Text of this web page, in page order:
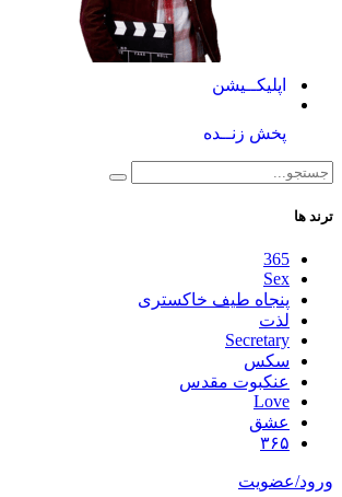
اپلیکــیشن
پخش زنــده
ترند ها
365
Sex
پنجاه طیف خاکستری
لذت
Secretary
سکس
عنکبوت مقدس
Love
عشق
۳۶۵
ورود/عضویت